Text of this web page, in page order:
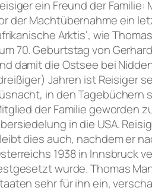
ein Freund der
der Machtübernahme ein
Arktis‘, wie
70. Geburtstag von
damit die Ostsee bei
Jahren ist Reisiger
in den Tagebüchern
der Familie geworden
in die USA.
dies auch, nachdem er
1938 in Innsbruck
wurde. Thomas
sehr für ihn ein,